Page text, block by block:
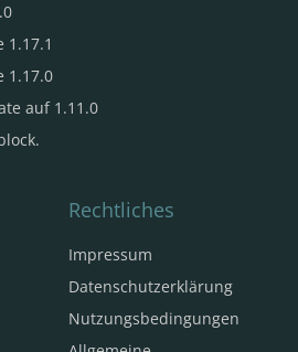
1.17.1
1.17.0
auf 1.11.0
Rechtliches
Impressum
Datenschutzerklärung
Nutzungsbedingungen